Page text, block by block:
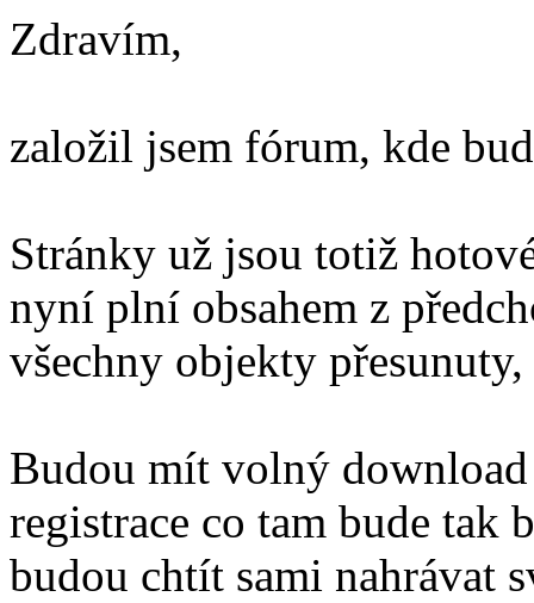
Zdravím,
založil jsem fórum, kde
Stránky už jsou totiž
nyní plní obsahem z
všechny objekty
Budou mít volný download
registrace co tam bude tak
budou chtít sami nahrávat